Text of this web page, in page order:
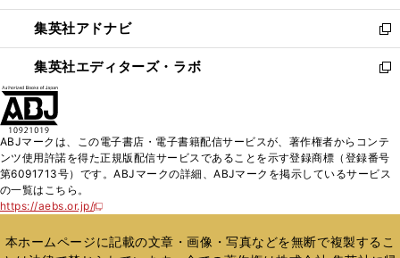
開
く
ウ
で
開
く
ン
ド
ウ
で
ウ
ィ
ン
ド
く
集英社アドナビ
新
し
い
ド
ウ
で
集英社エディターズ・ラボ
新
ィ
ン
ド
開
ABJマークは、この電子書店・電子書籍配信サービスが、著作権者からコンテ
ンツ使用許諾を得た正規版配信サービスであることを示す登録商標（登録番号
第6091713号）です。ABJマークの詳細、ABJマークを掲示しているサービス
の一覧はこちら。
https://aebs.or.jp/
新
い
ウ
本ホームページに記載の文章・画像・写真などを無断で複製するこ